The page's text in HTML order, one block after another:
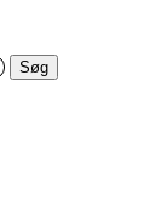
Søg